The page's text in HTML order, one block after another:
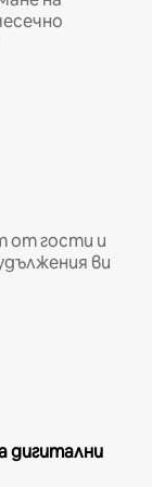
от гости и
ви
дигитални